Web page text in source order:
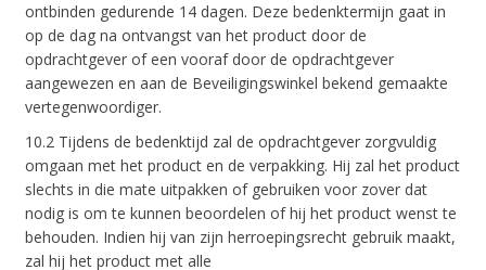
ontbinden gedurende 14 dagen. Deze bedenktermijn gaat in
op de dag na ontvangst van het product door de
opdrachtgever of een vooraf door de opdrachtgever
aangewezen en aan de Beveiligingswinkel bekend gemaakte
vertegenwoordiger.
10.2 Tijdens de bedenktijd zal de opdrachtgever zorgvuldig
omgaan met het product en de verpakking. Hij zal het product
slechts in die mate uitpakken of gebruiken voor zover dat
nodig is om te kunnen beoordelen of hij het product wenst te
behouden. Indien hij van zijn herroepingsrecht gebruik maakt,
zal hij het product met alle